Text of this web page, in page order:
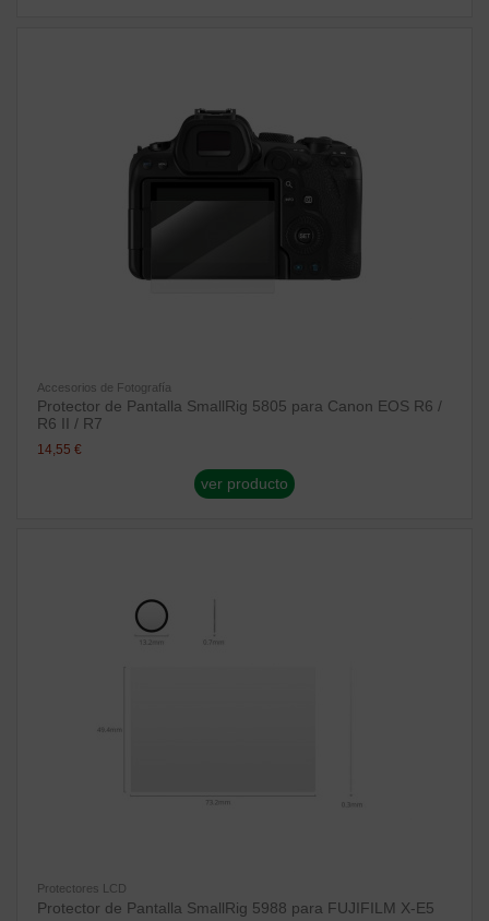
Accesorios de Fotografía
Protector de Pantalla SmallRig 5805 para Canon EOS R6 /
R6 II / R7
14,55 €
ver producto
Protectores LCD
Protector de Pantalla SmallRig 5988 para FUJIFILM X-E5